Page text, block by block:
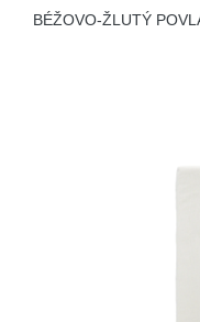
BÉŽOVO-ŽLUTÝ